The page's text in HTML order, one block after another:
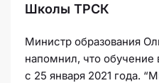
Школы ТРСК
Министр образования
напомнил, что
с 25 января 2021 года.